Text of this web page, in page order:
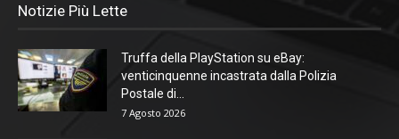
Notizie Più Lette
Truffa della PlayStation su eBay:
venticinquenne incastrata dalla Polizia
Postale di...
7 Agosto 2026